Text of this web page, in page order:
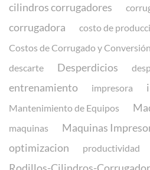
cilindros corrugadores
corrugadora costo de
Costos de Corrugado y Conversión
descarte Desperdicios
entrenamiento impresora
Mantenimiento de Equipos
maquinas Maquinas
optimizacion productividad